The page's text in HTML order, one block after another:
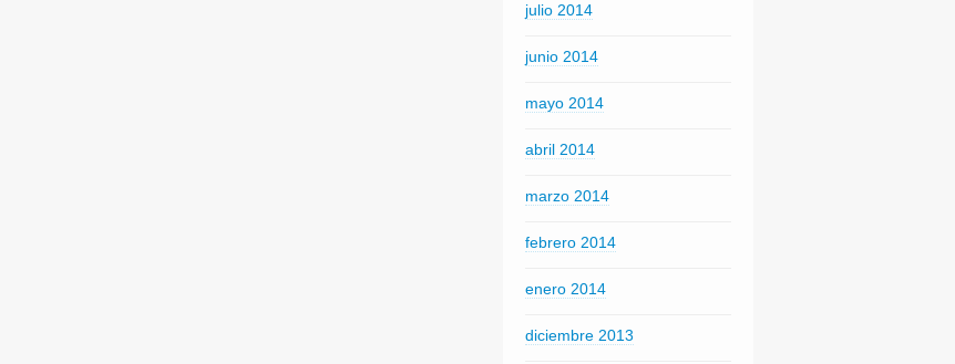
julio 2014
junio 2014
mayo 2014
abril 2014
marzo 2014
febrero 2014
enero 2014
diciembre 2013